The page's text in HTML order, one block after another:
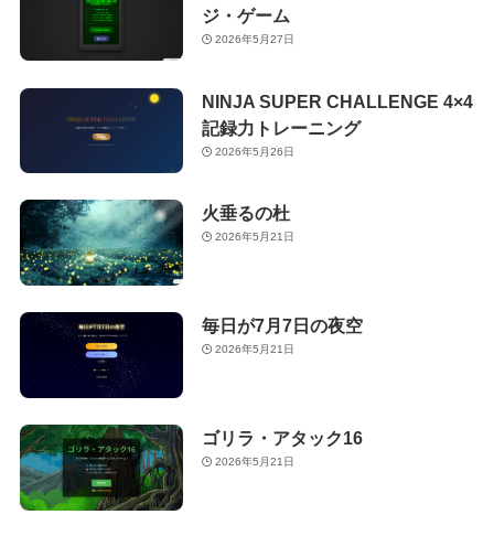
ジ・ゲーム
2026年5月27日
NINJA SUPER CHALLENGE 4×4
記録力トレーニング
2026年5月26日
火垂るの杜
2026年5月21日
毎日が7月7日の夜空
2026年5月21日
ゴリラ・アタック16
2026年5月21日